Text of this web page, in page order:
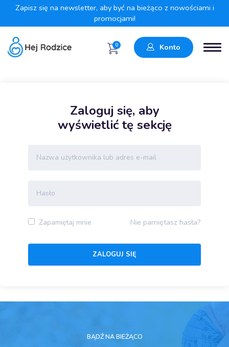
Zapisz się na newsletter, aby być na bieżąco z nowościami i
promocjami!
0 Konto
Zaloguj się, aby
wyświetlić tę sekcję
Zapamiętaj mnie Nie pamiętasz hasła?
BĄDŹ NA BIEŻĄCO